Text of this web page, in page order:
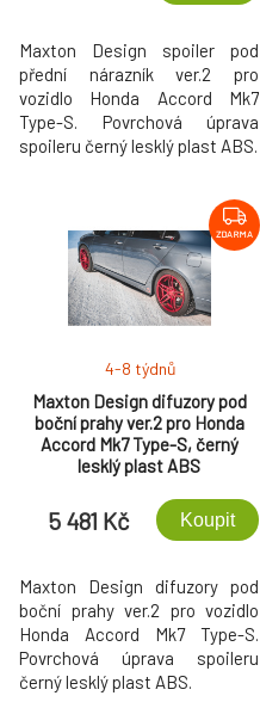
Maxton Design spoiler pod
přední nárazník ver.2 pro
vozidlo Honda Accord Mk7
Type-S. Povrchová úprava
spoileru černý lesklý plast ABS.
ZDARMA
Maxton Design difuzory pod
boční prahy ver.2 pro Honda
Accord Mk7 Type-S, černý
lesklý plast ABS
4-8 týdnů
5 481 Kč Koupit
Maxton Design difuzory pod
boční prahy ver.2 pro vozidlo
Honda Accord Mk7 Type-S.
Povrchová úprava spoileru
černý lesklý plast ABS.